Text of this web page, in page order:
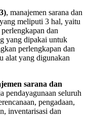
, manajemen sarana dan
meliputi 3 hal, yaitu
dan
yang dipakai untuk
perlengkapan dan
alat yang digunakan
sarana dan
pendayagunaan seluruh
pengadaan,
inventarisasi dan